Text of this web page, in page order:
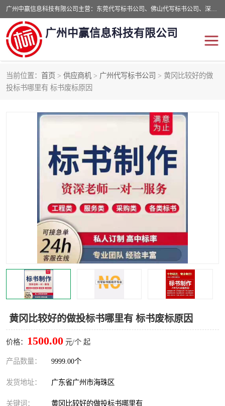
广州中赢信息科技有限公司主营：东莞代写标书公司、佛山代写标书公司、深圳代写标书公司等,食品类标书、工程类类标书,经验丰富的标书制作团队,24小时加急服务,多对一服务。
广州中赢信息科技有限公司
当前位置： 首页 > 供应商机 > 广州代写标书公司 > 黄冈比较好的做
投标书哪里有 标书废标原因
黄冈比较好的做投标书哪里有 标书废标原因
价格： 1500.00 元/个 起
产品数量： 9999.00个
发货地址： 广东省广州市海珠区
关键词： 黄冈比较好的做投标书哪里有
东莞代写标书公司
深圳代写标书公司 广州代写标书公司